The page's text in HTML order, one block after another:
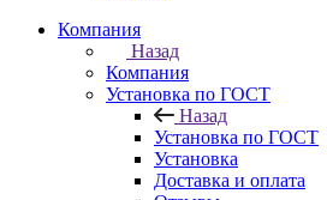
Компания
Назад
Компания
Установка по ГОСТ
Назад
Установка по ГОСТ
Установка
Доставка и оплата